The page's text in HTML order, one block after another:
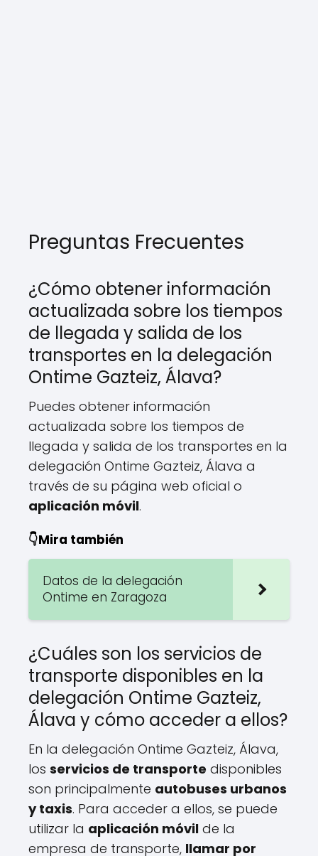
Preguntas Frecuentes
¿Cómo obtener información
actualizada sobre los tiempos
de llegada y salida de los
transportes en la delegación
Ontime Gazteiz, Álava?
Puedes obtener información
actualizada sobre los tiempos de
llegada y salida de los transportes en la
delegación Ontime Gazteiz, Álava a
través de su página web oficial o
aplicación móvil.
👇Mira también
Datos de la delegación
Ontime en Zaragoza
¿Cuáles son los servicios de
transporte disponibles en la
delegación Ontime Gazteiz,
Álava y cómo acceder a ellos?
En la delegación Ontime Gazteiz, Álava,
los servicios de transporte disponibles
son principalmente autobuses urbanos
y taxis. Para acceder a ellos, se puede
utilizar la aplicación móvil de la
empresa de transporte, llamar por